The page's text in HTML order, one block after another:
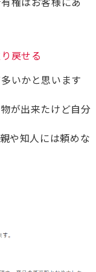
戻せる
いかと思います
が出来たけど自分
や知人には頼めな